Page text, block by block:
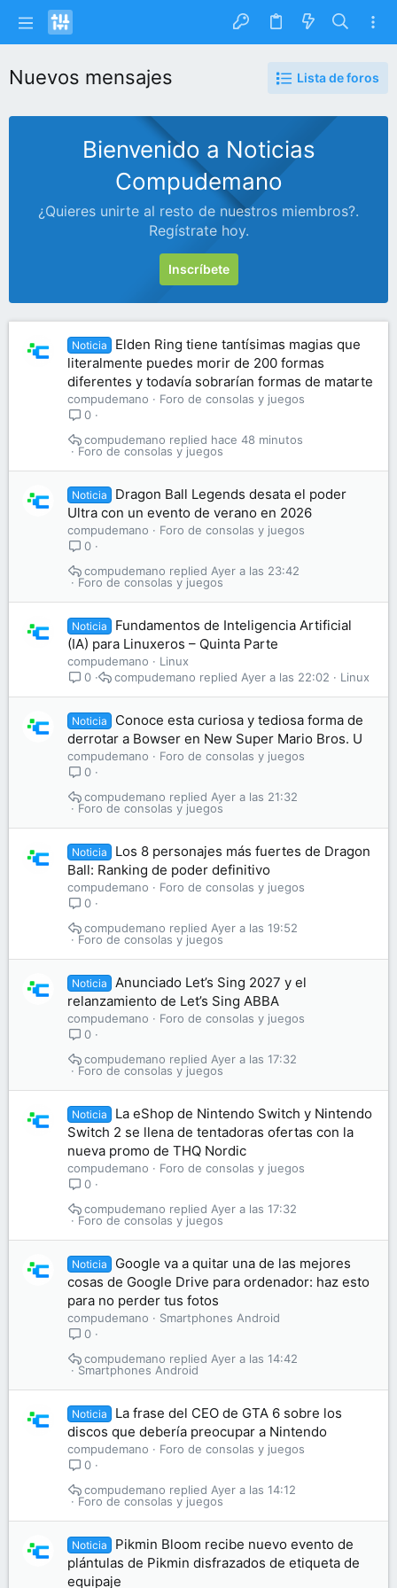
Nuevos mensajes Lista de foros
Bienvenido a Noticias
Compudemano
¿Quieres unirte al resto de nuestros miembros?.
Regístrate hoy.
Inscríbete
Noticia
Elden Ring tiene tantísimas magias que
literalmente puedes morir de 200 formas
diferentes y todavía sobrarían formas de matarte
compudemano
Foro de consolas y juegos
0
Foro de consolas y juegos
hace 48 minutos
compudemano
Noticia
Dragon Ball Legends desata el poder
Ultra con un evento de verano en 2026
compudemano
Foro de consolas y juegos
0
Foro de consolas y juegos
Ayer a las 23:42
compudemano
Noticia
Fundamentos de Inteligencia Artificial
(IA) para Linuxeros – Quinta Parte
compudemano
Linux
0
Linux
Ayer a las 22:02
compudemano
Noticia
Conoce esta curiosa y tediosa forma de
derrotar a Bowser en New Super Mario Bros. U
compudemano
Foro de consolas y juegos
0
Foro de consolas y juegos
Ayer a las 21:32
compudemano
Noticia
Los 8 personajes más fuertes de Dragon
Ball: Ranking de poder definitivo
compudemano
Foro de consolas y juegos
0
Foro de consolas y juegos
Ayer a las 19:52
compudemano
Noticia
Anunciado Let’s Sing 2027 y el
relanzamiento de Let’s Sing ABBA
compudemano
Foro de consolas y juegos
0
Foro de consolas y juegos
Ayer a las 17:32
compudemano
Noticia
La eShop de Nintendo Switch y Nintendo
Switch 2 se llena de tentadoras ofertas con la
nueva promo de THQ Nordic
compudemano
Foro de consolas y juegos
0
Foro de consolas y juegos
Ayer a las 17:32
compudemano
Noticia
Google va a quitar una de las mejores
cosas de Google Drive para ordenador: haz esto
para no perder tus fotos
compudemano
Smartphones Android
0
Smartphones Android
Ayer a las 14:42
compudemano
Noticia
La frase del CEO de GTA 6 sobre los
discos que debería preocupar a Nintendo
compudemano
Foro de consolas y juegos
0
Foro de consolas y juegos
Ayer a las 14:12
compudemano
Noticia
Pikmin Bloom recibe nuevo evento de
plántulas de Pikmin disfrazados de etiqueta de
equipaje